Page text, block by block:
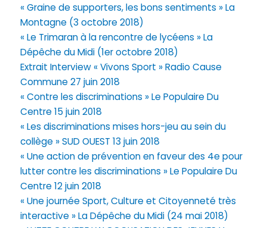
« Graine de supporters, les bons sentiments » La
Montagne (3 octobre 2018)
« Le Trimaran à la rencontre de lycéens » La
Dépêche du Midi (1er octobre 2018)
Extrait Interview « Vivons Sport » Radio Cause
Commune 27 juin 2018
« Contre les discriminations » Le Populaire Du
Centre 15 juin 2018
« Les discriminations mises hors-jeu au sein du
collège » SUD OUEST 13 juin 2018
« Une action de prévention en faveur des 4e pour
lutter contre les discriminations » Le Populaire Du
Centre 12 juin 2018
« Une journée Sport, Culture et Citoyenneté très
interactive » La Dépêche du Midi (24 mai 2018)